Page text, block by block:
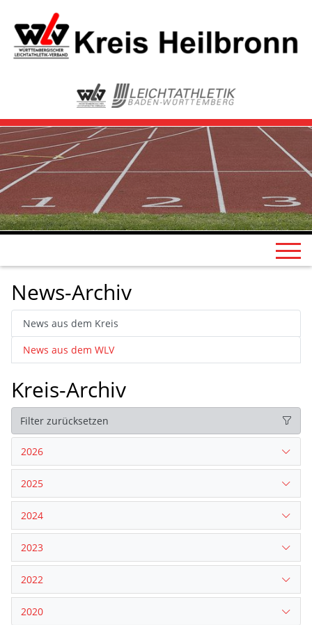
News-Archiv
News aus dem Kreis
News aus dem WLV
Kreis-Archiv
Filter zurücksetzen
2026
2025
2024
2023
2022
2020